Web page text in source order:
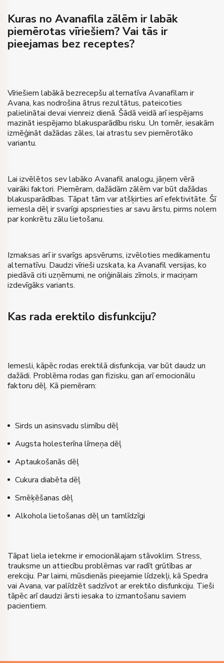
Kuras no Avanafila zālēm ir labāk
piemērotas vīriešiem? Vai tās ir
pieejamas bez receptes?
Vīriešiem labākā bezrecepšu alternatīva Avanafilam ir
Avana, kas nodrošina ātrus rezultātus, pateicoties
palielinātai devai vienreiz dienā. Šādā veidā arī iespējams
mazināt iespējamo blakusparādību risku. Un tomēr, iesakām
izmēģināt dažādas zāles, lai atrastu sev piemērotāko
variantu.
Lai izvēlētos sev labāko Avanafil analogu, jāņem vērā
vairāki faktori. Piemēram, dažādām zālēm var būt dažādas
blakusparādības. Tāpat tām var atšķirties arī efektivitāte. Šī
iemesla dēļ ir svarīgi apspriesties ar savu ārstu, pirms nolem
par konkrētu zālu lietošanu.
Izmaksas arī ir svarīgs apsvērums, izvēloties medikamentu
alternatīvu. Daudzi vīrieši uzskata, ka Avanafil versijas, ko
piedāvā citi uzņēmumi, ne oriģinālais zīmols, ir maciņam
izdevīgāks variants.
Kas rada erektilo disfunkciju?
Iemesli, kāpēc rodas erektilā disfunkcija, var būt daudz un
dažādi. Problēma rodas gan fizisku, gan arī emocionālu
faktoru dēļ. Kā piemēram:
Sirds un asinsvadu slimību dēļ
Augsta holesterīna līmeņa dēļ
Aptaukošanās dēļ
Cukura diabēta dēļ
Smēķēšanas dēļ
Alkohola lietošanas dēļ un tamlīdzīgi
Tāpat liela ietekme ir emocionālajam stāvoklim. Stress,
trauksme un attiecību problēmas var radīt grūtības ar
erekciju. Par laimi, mūsdienās pieejamie līdzekļi, kā Spedra
vai Avana, var palīdzēt sadzīvot ar erektilo disfunkciju. Tieši
tāpēc arī daudzi ārsti iesaka to izmantošanu saviem
pacientiem.